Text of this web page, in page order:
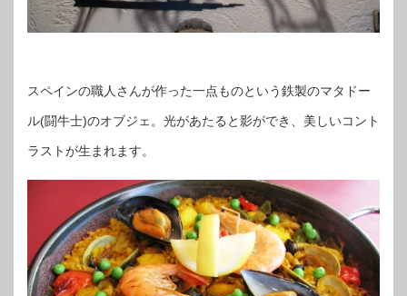
スペインの職人さんが作った一点ものという鉄製のマタドー
ル(闘牛士)のオブジェ。光があたると影ができ、美しいコント
ラストが生まれます。